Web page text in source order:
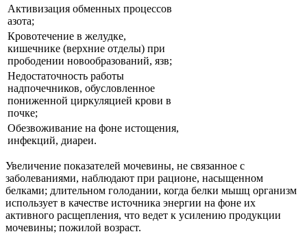
Активизация обменных процессов
азота;
Кровотечение в желудке,
кишечнике (верхние отделы) при
прободении новообразований, язв;
Недостаточность работы
надпочечников, обусловленное
пониженной циркуляцией крови в
почке;
Обезвоживание на фоне истощения,
инфекций, диареи.
Увеличение показателей мочевины, не связанное с
заболеваниями, наблюдают при рационе, насыщенном
белками; длительном голодании, когда белки мышц организм
использует в качестве источника энергии на фоне их
активного расщепления, что ведет к усилению продукции
мочевины; пожилой возраст.